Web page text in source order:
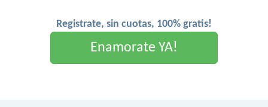
Registrate, sin cuotas, 100% gratis!
Enamorate YA!